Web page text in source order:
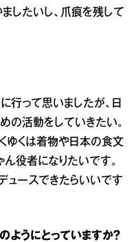
したいし、爪痕を残して
行って思いましたが、日
の活動をしていきたい。
ゆくは着物や日本の食文
ん役者になりたいです。
ュースできたらいいです
うにとっていますか？